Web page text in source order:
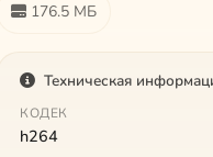
176.5 МБ
Техническая
КОДЕК
h264